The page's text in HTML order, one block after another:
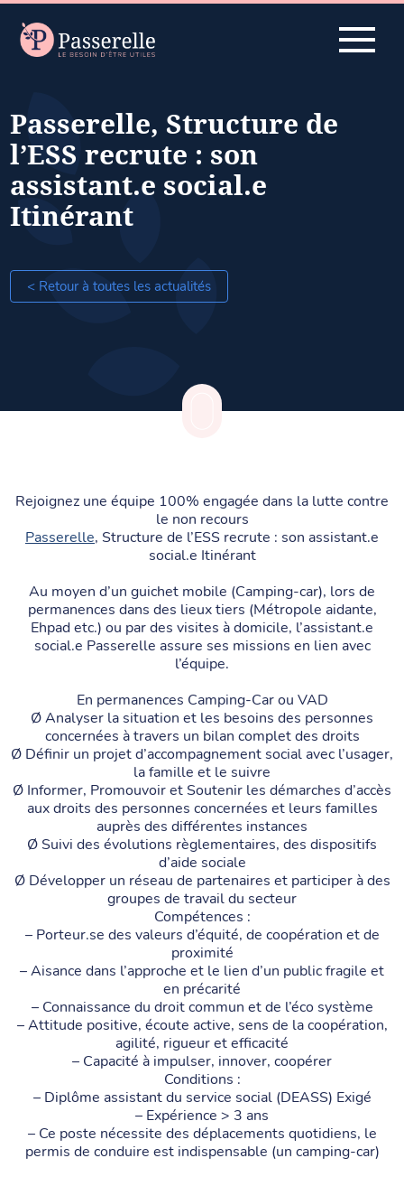
Passerelle, Structure de
l’ESS recrute : son
assistant.e social.e
Itinérant
< Retour à toutes les actualités
Rejoignez une équipe 100% engagée dans la lutte contre
le non recours
Passerelle, Structure de l’ESS recrute : son assistant.e
social.e Itinérant
Au moyen d’un guichet mobile (Camping-car), lors de
permanences dans des lieux tiers (Métropole aidante,
Ehpad etc.) ou par des visites à domicile, l’assistant.e
social.e Passerelle assure ses missions en lien avec
l’équipe.
En permanences Camping-Car ou VAD
Ø Analyser la situation et les besoins des personnes
concernées à travers un bilan complet des droits
Ø Définir un projet d’accompagnement social avec l’usager,
la famille et le suivre
Ø Informer, Promouvoir et Soutenir les démarches d’accès
aux droits des personnes concernées et leurs familles
auprès des différentes instances
Ø Suivi des évolutions règlementaires, des dispositifs
d’aide sociale
Ø Développer un réseau de partenaires et participer à des
groupes de travail du secteur
Compétences :
– Porteur.se des valeurs d’équité, de coopération et de
proximité
– Aisance dans l’approche et le lien d’un public fragile et
en précarité
– Connaissance du droit commun et de l’éco système
– Attitude positive, écoute active, sens de la coopération,
agilité, rigueur et efficacité
– Capacité à impulser, innover, coopérer
Conditions :
– Diplôme assistant du service social (DEASS) Exigé
– Expérience > 3 ans
– Ce poste nécessite des déplacements quotidiens, le
permis de conduire est indispensable (un camping-car)